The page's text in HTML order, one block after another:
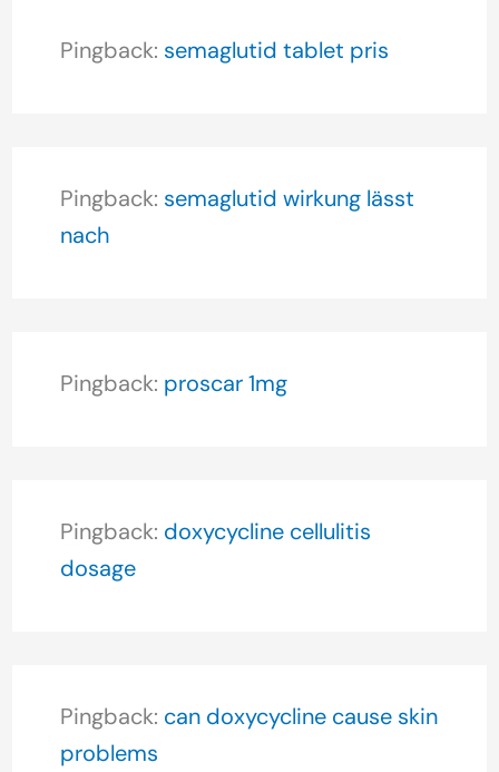
Pingback: semaglutid tablet pris
Pingback: semaglutid wirkung lässt
nach
Pingback: proscar 1mg
Pingback: doxycycline cellulitis
dosage
Pingback: can doxycycline cause skin
problems